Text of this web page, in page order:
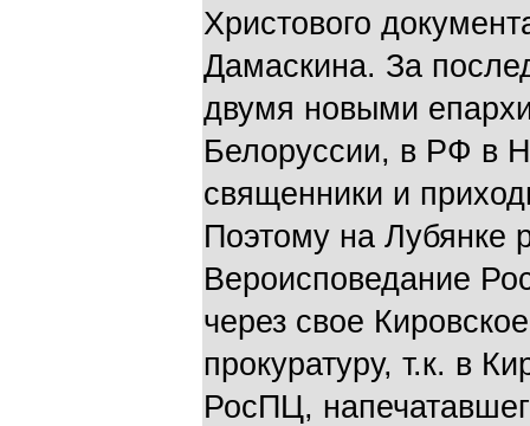
Христового
Дамаскина. За
двумя новыми
Белоруссии, в РФ в
священники и
Поэтому на Лубянке
Вероисповедание
через свое
прокуратуру, т.к. в
РосПЦ,